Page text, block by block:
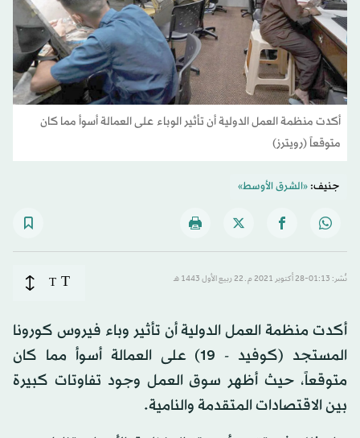
أكدت منظمة العمل الدولية أن تأثير الوباء على العمالة أسوأ مما كان
متوقعاً (رويترز)
جنيف:«الشرق الأوسط»
نُشر: 01:13-28 أكتوبر 2021 م ـ 22 ربيع الأول 1443 هـ T
T
أكدت منظمة العمل الدولية أن تأثير وباء فيروس كورونا
المستجد (كوفيد - 19) على العمالة أسوأ مما كان
متوقعاً، حيث أظهر سوق العمل وجود تفاوتات كبيرة
بين الاقتصادات المتقدمة والنامية.